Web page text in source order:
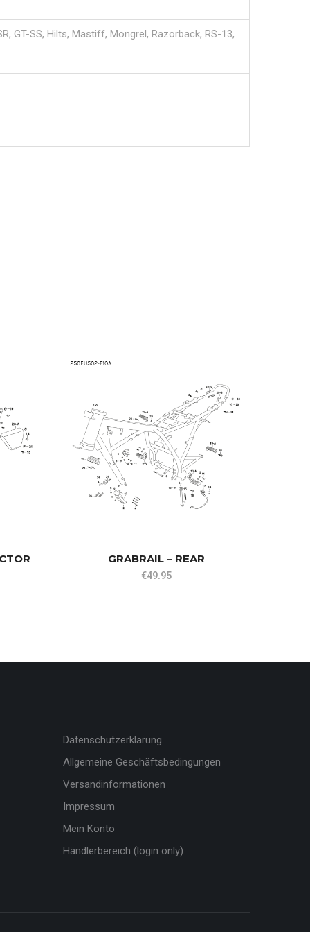
GT-SS, Hilts, Mastiff, Mongrel, Razorback, RS-13,
GRABRAIL – REAR
€49.95
Datenschutzerklärung
Allgemeine Geschäftsbedingungen
Versandinformationen
Impressum
Mein Konto
Händlerbereich (login only)